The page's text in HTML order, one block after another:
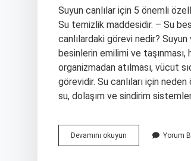
Suyun canlılar için 5 önemli
Su temizlik maddesidir. – Su
canlılardaki görevi nedir?
besinlerin emilimi ve
organizmadan atılması, vücut
görevidir. Su canlıları için
su, dolaşım ve sindirim
Devamını okuyun
Canlılar
Yorum